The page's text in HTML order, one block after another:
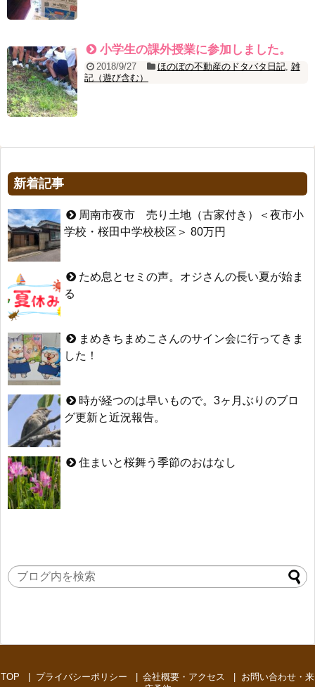
小学生の課外授業に参加しました。
2018/9/27 ほのぼの不動産のドタバタ日記, 雑
記（遊び含む）
新着記事
周南市夜市 売り土地（古家付き）＜夜市小
学校・桜田中学校校区＞ 80万円
ため息とセミの声。オジさんの長い夏が始ま
る
まめきちまめこさんのサイン会に行ってきま
した！
時が経つのは早いもので。3ヶ月ぶりのブロ
グ更新と近況報告。
住まいと桜舞う季節のおはなし
TOP プライバシーポリシー 会社概要・アクセス
お問い合わせ・来